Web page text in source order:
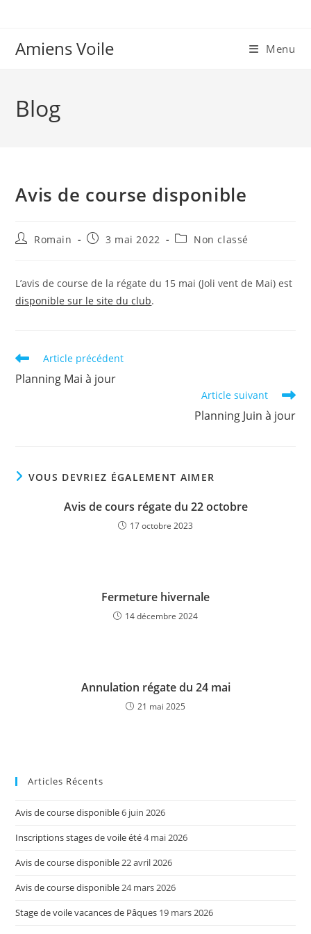
contentAmiens Voile Menu
Blog
Avis de course disponible
Auteur/autrice
publication :
Romain
Publication
3 mai 2022
PostNon classé
L’avis de course de la régate du 15 mai (Joli vent de Mai) est
disponible sur le site du club.
Read
more
articles
Article précédent
Planning Mai à jour
Article suivant
Planning Juin à jour
VOUS DEVRIEZ ÉGALEMENT AIMER
Avis de cours régate du 22 octobre
17 octobre 2023
Fermeture hivernale
14 décembre 2024
Annulation régate du 24 mai
21 mai 2025
Articles Récents
Avis de course disponible6 juin 2026
Inscriptions stages de voile été4 mai 2026
Avis de course disponible22 avril 2026
Avis de course disponible24 mars 2026
Stage de voile vacances de Pâques 19 mars 2026